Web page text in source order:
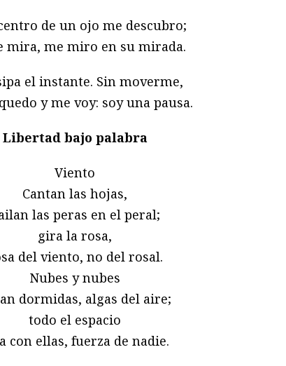
de un ojo me descubro;
mira, me miro en su mirada.
el instante. Sin moverme,
y me voy: soy una pausa.
Libertad bajo palabra
Viento
Cantan las hojas,
las peras en el peral;
gira la rosa,
del viento, no del rosal.
Nubes y nubes
dormidas, algas del aire;
todo el espacio
con ellas, fuerza de nadie.